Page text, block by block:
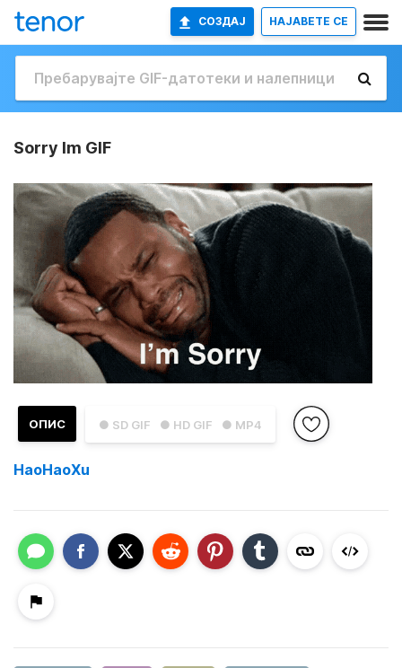
СОЗДАЈ НАЈАВETE СЕ
Sorry Im GIF
● SD GIF ● HD GIF ● MP4
ОПИС
HaoHaoXu